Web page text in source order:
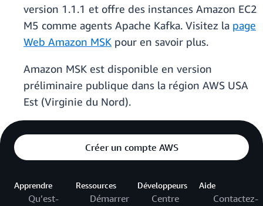
version 1.1.1 et offre des instances Amazon EC2
M5 comme agents Apache Kafka. Visitez la page
Web Amazon MSK pour en savoir plus.
Amazon MSK est disponible en version
préliminaire publique dans la région AWS USA
Est (Virginie du Nord).
Créer un compte AWS
Apprendre
Qu’est-
Ressources
Démarrer
Développeurs
Centre
Aide
Contactez-